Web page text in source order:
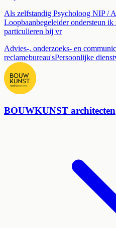
Als zelfstandig Psycholoog NIP /
Loopbaanbegeleider ondersteun
particulieren bij vr
Advies-, onderzoeks- en
reclamebureau'sPersoonlijke
BOUWKUNST architecten